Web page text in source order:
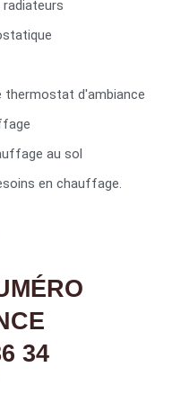
thermostat d'ambiance
au sol
en chauffage.
34